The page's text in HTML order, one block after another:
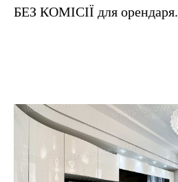
БЕЗ КОМІСІЇ для орендаря.